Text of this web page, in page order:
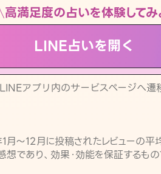
高満足度の占いを体験してみ
LINE占いを開く
アプリ内のサービスページへ遷
〜12月に投稿されたレビューの平
であり、効果・効能を保証するも